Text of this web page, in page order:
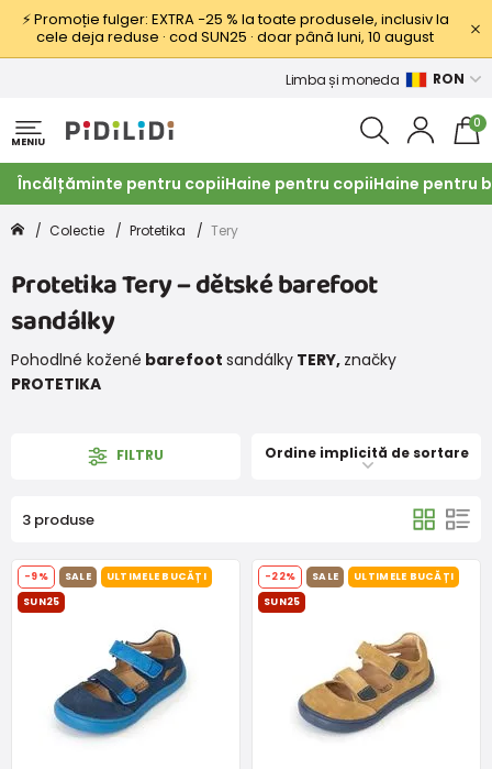
⚡ Promoție fulger: EXTRA −25 % la toate produsele, inclusiv la
cele deja reduse · cod SUN25 · doar până luni, 10 august
Limba și moneda RON
MENIU
0
Încălțăminte pentru copiiHaine pentru copiiHaine pentru
Colectie Protetika Tery
Protetika Tery – dětské barefoot
sandálky
Pohodlné kožené barefoot sandálky TERY, značky
PROTETIKA
FILTRU Ordine implicită de sortare
3 produse
-9% SALE
ULTIMELE BUCĂȚI
SUN25
-22% SALE
ULTIMELE BUCĂȚI
SUN25